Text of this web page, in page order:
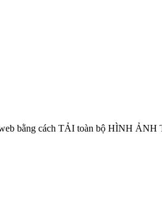
web bằng cách TẢI toàn bộ HÌNH